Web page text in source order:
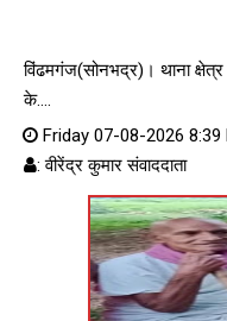
विंढमगंज(सोनभद्र)। थाना
के....
Friday 07-08-2026 8:39
: वीरेंद्र कुमार संवाददाता